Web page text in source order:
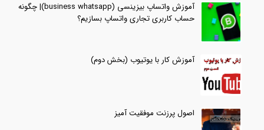
آموزش واتساپ بیزینسی (business whatsapp)| چگونه
حساب کاربری تجاری واتساپ بسازیم؟
آموزش کار با یوتیوب (بخش دوم)
اصول پرزنت موفقیت آمیز